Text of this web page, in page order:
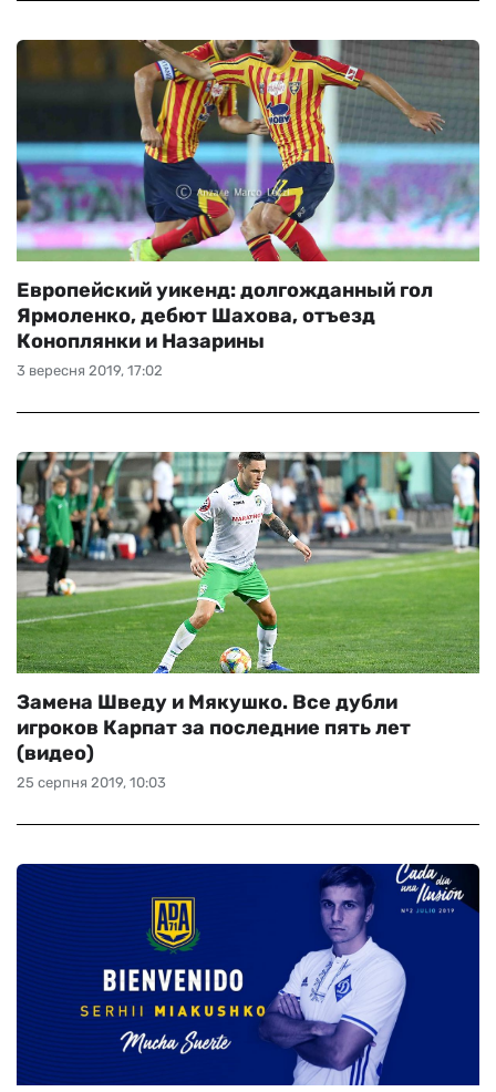
3 вересня 2019, 17:02
Европейский уикенд: долгожданный гол
Ярмоленко, дебют Шахова, отъезд
Коноплянки и Назарины
25 серпня 2019, 10:03
Замена Шведу и Мякушко. Все дубли
игроков Карпат за последние пять лет
(видео)